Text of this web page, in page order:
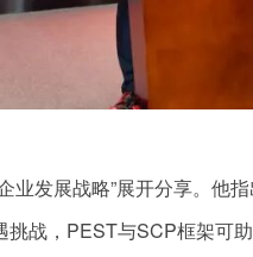
业发展战略”展开分享。他
战，PEST与SCP框架可